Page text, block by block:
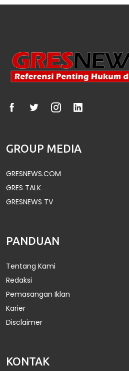
GROUP MEDIA
GRESNEWS.COM
GRES TALK
GRESNEWS TV
PANDUAN
Tentang Kami
Redaksi
Pemasangan Iklan
Karier
Disclaimer
KONTAK